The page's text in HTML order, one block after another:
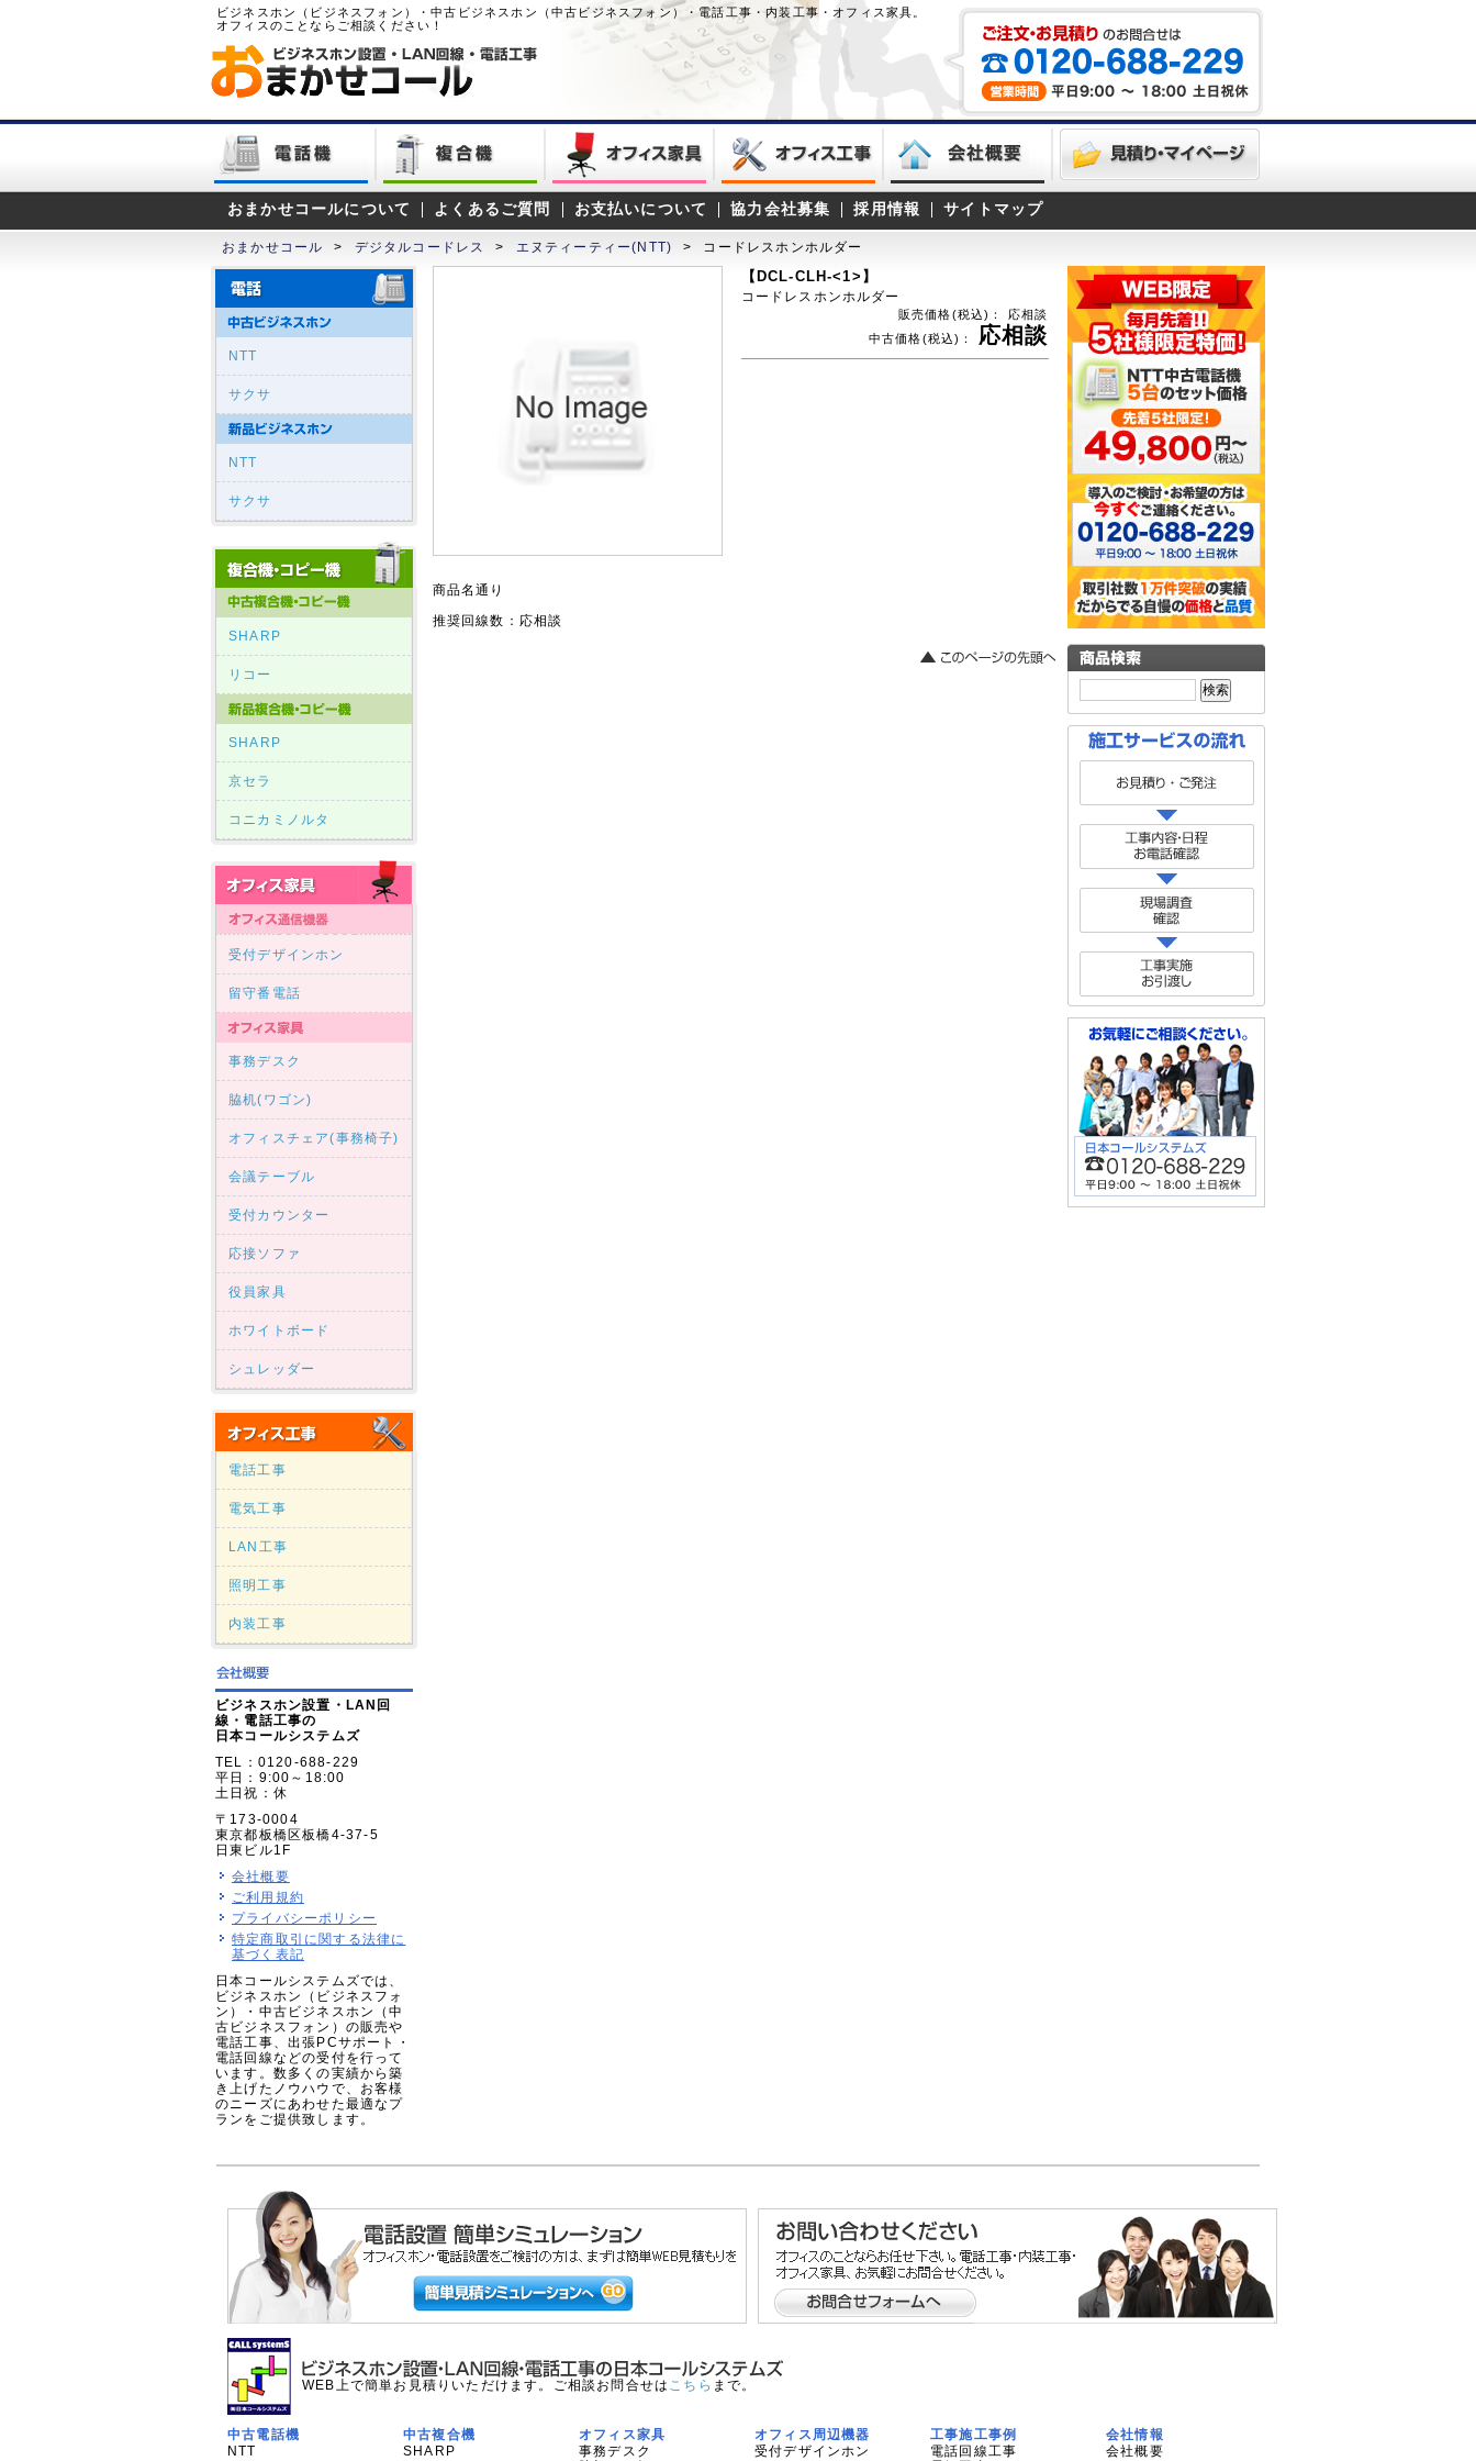
ビジネスホン（ビジネスフォン）・中古ビジネスホン（中古ビジネスフォン）・電話工事・内装工事・オフィス家具。
オフィスのことならご相談ください！
おまかせコールについて よくあるご質問 お支払いについて 協力会社募集 採用情報 サイトマップ
おまかせコール > デジタルコードレス > エヌティーティー(NTT) > コードレスホンホルダー
NTT
サクサ
NTT
サクサ
SHARP
リコー
SHARP
京セラ
コニカミノルタ
受付デザインホン
留守番電話
事務デスク
脇机(ワゴン)
オフィスチェア(事務椅子)
会議テーブル
受付カウンター
応接ソファ
役員家具
ホワイトボード
シュレッダー
電話工事
電気工事
LAN工事
照明工事
内装工事
ビジネスホン設置・LAN回
線・電話工事の
日本コールシステムズ
TEL：0120-688-229
平日：9:00～18:00
土日祝：休
〒173-0004
東京都板橋区板橋4-37-5
日東ビル1F
会社概要
ご利用規約
プライバシーポリシー
特定商取引に関する法律に
基づく表記
日本コールシステムズでは、
ビジネスホン（ビジネスフォ
ン）・中古ビジネスホン（中
古ビジネスフォン）の販売や
電話工事、出張PCサポート・
電話回線などの受付を行って
います。数多くの実績から築
き上げたノウハウで、お客様
のニーズにあわせた最適なプ
ランをご提供致します。
【DCL-CLH-<1>】
コードレスホンホルダー
販売価格(税込)：
応相談
中古価格(税込)：
応相談
商品名通り
推奨回線数：応相談
WEB上で簡単お見積りいただけます。ご相談お問合せは こちら まで。
中古電話機
NTT
中古複合機
SHARP
オフィス家具
事務デスク
オフィス周辺機器
受付デザインホン
工事施工事例
電話回線工事
会社情報
会社概要